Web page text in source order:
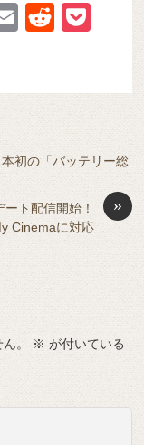
E
R
di et
初の「バッテリー総
»
ート配信開始！
Cinemaに対応
。 ※ が付いている